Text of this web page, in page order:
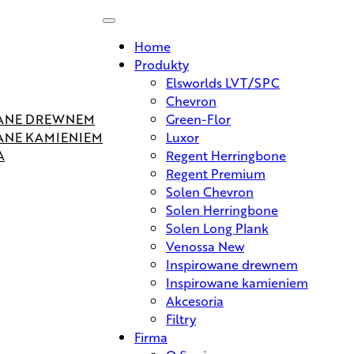
DREWNEM
KAMIENIEM
Home
Produkty
Elsworlds LVT/SPC
Chevron
Green-Flor
Luxor
Regent Herringbone
Regent Premium
Solen Chevron
Solen Herringbone
Solen Long Plank
Venossa New
Inspirowane drewnem
Inspirowane kamieniem
Akcesoria
Filtry
Firma